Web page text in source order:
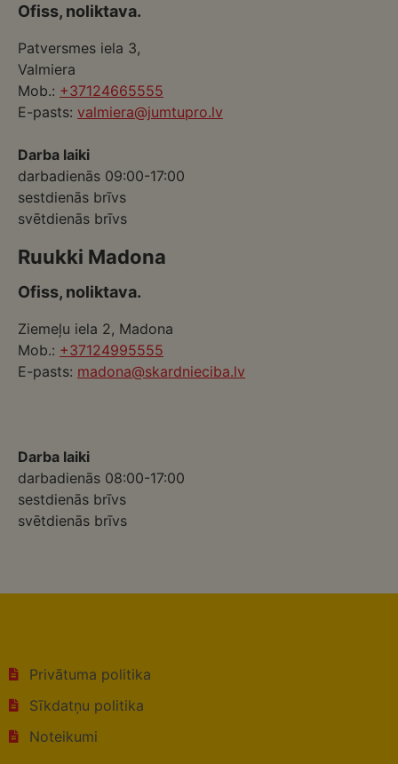
Ofiss, noliktava.
Patversmes iela 3,
Valmiera
Mob.: +37124665555
E-pasts: valmiera@jumtupro.lv
Darba laiki
darbadienās 09:00-17:00
sestdienās brīvs
svētdienās brīvs
Ruukki Madona
Ofiss, noliktava.
Ziemeļu iela 2, Madona
Mob.: +37124995555
E-pasts: madona@skardnieciba.lv
Darba laiki
darbadienās 08:00-17:00
sestdienās brīvs
svētdienās brīvs
Privātuma politika
Sīkdatņu politika
Noteikumi